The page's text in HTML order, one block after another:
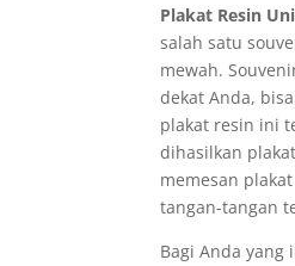
Plakat Resin
salah satu
mewah.
dekat Anda,
plakat resin ini
dihasilkan
memesan
tangan-tangan
Bagi Anda